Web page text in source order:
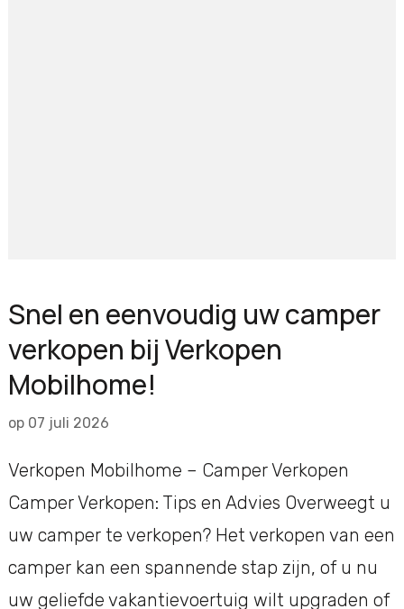
Snel en eenvoudig uw camper
verkopen bij Verkopen
Mobilhome!
op 07 juli 2026
Verkopen Mobilhome – Camper Verkopen
Camper Verkopen: Tips en Advies Overweegt u
uw camper te verkopen? Het verkopen van een
camper kan een spannende stap zijn, of u nu
uw geliefde vakantievoertuig wilt upgraden of